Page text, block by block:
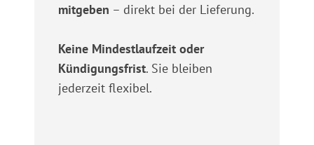
mitgeben – direkt bei der Lieferung.
Keine Mindestlaufzeit oder
Kündigungsfrist. Sie bleiben
jederzeit flexibel.